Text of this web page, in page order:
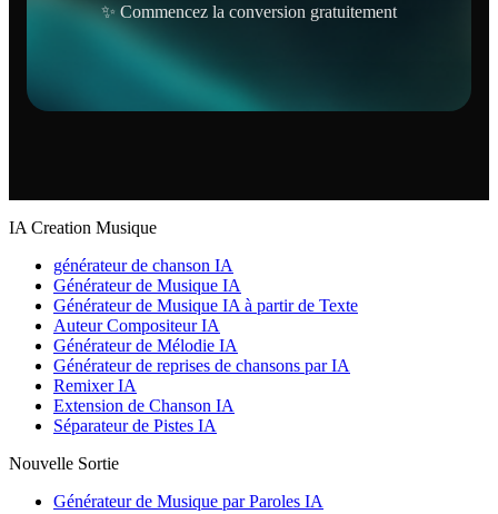
✨ Commencez la conversion gratuitement
IA Creation Musique
générateur de chanson IA
Générateur de Musique IA
Générateur de Musique IA à partir de Texte
Auteur Compositeur IA
Générateur de Mélodie IA
Générateur de reprises de chansons par IA
Remixer IA
Extension de Chanson IA
Séparateur de Pistes IA
Nouvelle Sortie
Générateur de Musique par Paroles IA